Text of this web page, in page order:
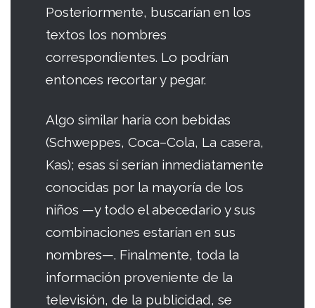
Posteriormente, buscarían en los
textos los nombres
correspondientes. Lo podrían
entonces recortar y pegar.
Algo similar haría con bebidas
(Schweppes, Coca–Cola, La casera,
Kas); esas sí serían inmediatamente
conocidas por la mayoría de los
niños —y todo el abecedario y sus
combinaciones estarían en sus
nombres—. Finalmente, toda la
información proveniente de la
televisión, de la publicidad, se